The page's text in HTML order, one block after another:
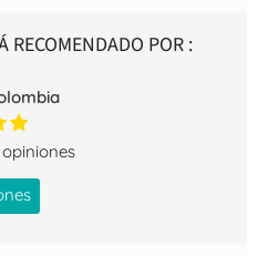
RECOMENDADO POR :
opiniones